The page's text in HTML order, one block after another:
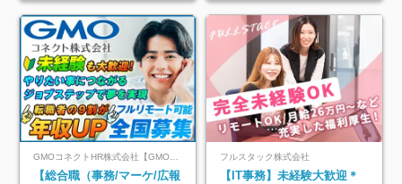
【総合職（事務/マーケ/広報
フルスタック株式会社
【IT事務】未経験大歓迎＊